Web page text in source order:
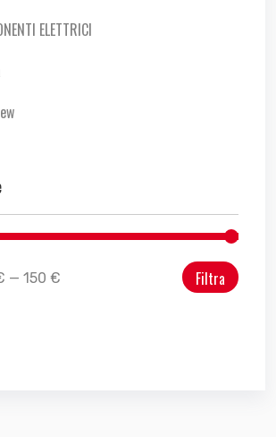
ELETTRICI
Filtra
— 150 €